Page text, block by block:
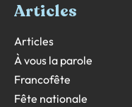
Articles
Articles
À vous la parole
Francofête
Fête nationale